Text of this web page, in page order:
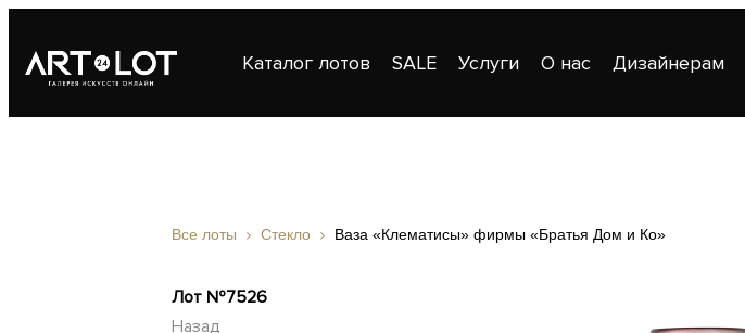
Каталог лотов SALE Услуги О нас Дизайнерам
Все лоты Стекло Ваза «Клематисы» фирмы «Братья Дом и Ко»
Лот №7526
Назад